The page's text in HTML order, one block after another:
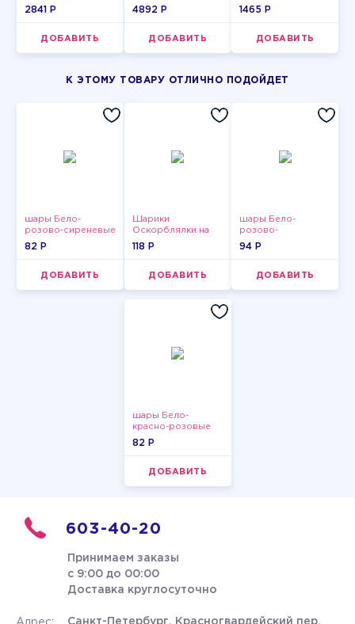
девушки-5
2841 P
ДОБАВИТЬ
4892 P
ДОБАВИТЬ
1465 P
ДОБАВИТЬ
К ЭТОМУ ТОВАРУ ОТЛИЧНО ПОДОЙДЕТ
шары Бело-
розово-сиреневые
пастельные
82 P
ДОБАВИТЬ
Шарики
Оскорблялки на
день рождения для
118 P
ДОБАВИТЬ
шары Бело-
розово-
фиолетово-
94 P
ДОБАВИТЬ
шары Бело-
красно-розовые
пастельные
82 P
ДОБАВИТЬ
603-40-20
Принимаем заказы
с 9:00 до 00:00
Доставка круглосуточно
Санкт-Петербург, Красногвардейский пер.